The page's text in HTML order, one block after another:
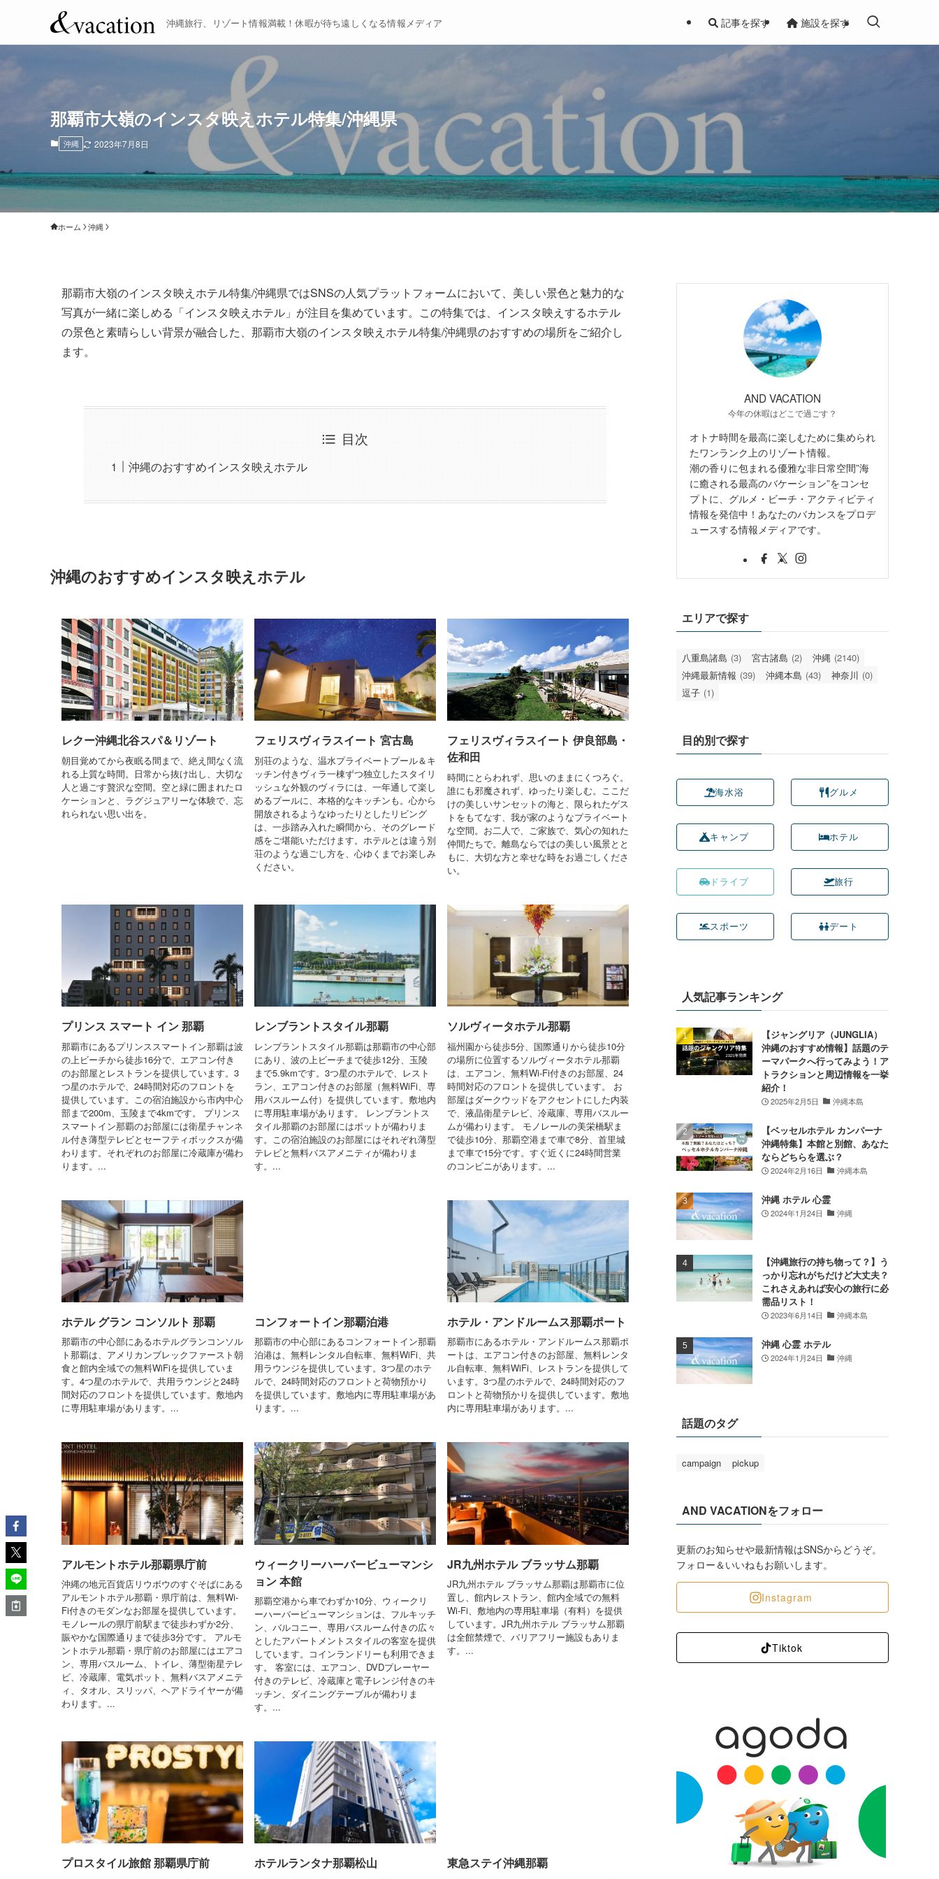
沖縄旅行、リゾート情報満載！休暇が待ち遠しくなる情報メディア 記事を探す 施設を探す
那覇市大嶺のインスタ映えホテル特集/沖縄県
沖縄 2023年7月8日
ホーム 沖縄
那覇市大嶺のインスタ映えホテル特集/沖縄県ではSNSの人気プラットフォームにおいて、美しい景色と魅力的な
写真が一緒に楽しめる「インスタ映えホテル」が注目を集めています。この特集では、インスタ映えするホテル
の景色と素晴らしい背景が融合した、那覇市大嶺のインスタ映えホテル特集/沖縄県のおすすめの場所をご紹介し
ます。
目次
沖縄のおすすめインスタ映えホテル
沖縄のおすすめインスタ映えホテル
レクー沖縄北谷スパ＆リゾート
朝目覚めてから夜眠る間まで、絶え間なく流
れる上質な時間。日常から抜け出し、大切な
人と過ごす贅沢な空間。空と緑に囲まれたロ
ケーションと、ラグジュアリーな体験で、忘
れられない思い出を。
フェリスヴィラスイート 宮古島
別荘のような、温水プライベートプール＆キ
ッチン付きヴィラ一棟ずつ独立したスタイリ
ッシュな外観のヴィラには、一年通して楽し
めるプールに、本格的なキッチンも。心から
開放されるようなゆったりとしたリビング
は、一歩踏み入れた瞬間から、そのグレード
感をご堪能いただけます。ホテルとは違う別
荘のような過ごし方を、心ゆくまでお楽しみ
ください。
フェリスヴィラスイート 伊良部島・
佐和田
時間にとらわれず、思いのままにくつろぐ。
誰にも邪魔されず、ゆったり楽しむ。ここだ
けの美しいサンセットの海と、限られたゲス
トをもてなす、我が家のようなプライベート
な空間。お二人で、ご家族で、気心の知れた
仲間たちで。離島ならではの美しい風景とと
もに、大切な方と幸せな時をお過ごしくださ
い。
プリンス スマート イン 那覇
那覇市にあるプリンススマートイン那覇は波
の上ビーチから徒歩16分で、エアコン付き
のお部屋とレストランを提供しています。3
つ星のホテルで、24時間対応のフロントを
提供しています。この宿泊施設から市内中心
部まで200m、玉陵まで4kmです。 プリンス
スマートイン那覇のお部屋には衛星チャンネ
ル付き薄型テレビとセーフティボックスが備
わります。それぞれのお部屋に冷蔵庫が備わ
ります。...
レンブラントスタイル那覇
レンブラントスタイル那覇は那覇市の中心部
にあり、波の上ビーチまで徒歩12分、玉陵
まで5.9kmです。3つ星のホテルで、レスト
ラン、エアコン付きのお部屋（無料WiFi、専
用バスルーム付）を提供しています。敷地内
に専用駐車場があります。 レンブラントス
タイル那覇のお部屋にはポットが備わりま
す。この宿泊施設のお部屋にはそれぞれ薄型
テレビと無料バスアメニティが備わりま
す。...
ソルヴィータホテル那覇
福州園から徒歩5分、国際通りから徒歩10分
の場所に位置するソルヴィータホテル那覇
は、エアコン、無料Wi-Fi付きのお部屋、24
時間対応のフロントを提供しています。 お
部屋はダークウッドをアクセントにした内装
で、液晶衛星テレビ、冷蔵庫、専用バスルー
ムが備わります。 モノレールの美栄橋駅ま
で徒歩10分、那覇空港まで車で8分、首里城
まで車で15分です。すぐ近くに24時間営業
のコンビニがあります。...
ホテル グラン コンソルト 那覇
那覇市の中心部にあるホテルグランコンソル
ト那覇は、アメリカンブレックファースト朝
食と館内全域での無料WiFiを提供していま
す。4つ星のホテルで、共用ラウンジと24時
間対応のフロントを提供しています。敷地内
に専用駐車場があります。...
コンフォートイン那覇泊港
那覇市の中心部にあるコンフォートイン那覇
泊港は、無料レンタル自転車、無料WiFi、共
用ラウンジを提供しています。3つ星のホテ
ルで、24時間対応のフロントと荷物預かり
を提供しています。敷地内に専用駐車場があ
ります。...
ホテル・アンドルームス那覇ポート
那覇市にあるホテル・アンドルームス那覇ポ
ートは、エアコン付きのお部屋、無料レンタ
ル自転車、無料WiFi、レストランを提供して
います。3つ星のホテルで、24時間対応のフ
ロントと荷物預かりを提供しています。敷地
内に専用駐車場があります。...
アルモントホテル那覇県庁前
沖縄の地元百貨店リウボウのすぐそばにある
アルモントホテル那覇・県庁前は、無料Wi-
Fi付きのモダンなお部屋を提供しています。
モノレールの県庁前駅まで徒歩わずか2分、
賑やかな国際通りまで徒歩3分です。 アルモ
ントホテル那覇・県庁前のお部屋にはエアコ
ン、専用バスルーム、トイレ、薄型衛星テレ
ビ、冷蔵庫、電気ポット、無料バスアメニテ
ィ、タオル、スリッパ、ヘアドライヤーが備
わります。...
ウィークリーハーバービューマンシ
ョン 本館
那覇空港から車でわずか10分、ウィークリ
ーハーバービューマンションは、フルキッチ
ン、バルコニー、専用バスルーム付きの広々
としたアパートメントスタイルの客室を提供
しています。コインランドリーも利用できま
す。 客室には、エアコン、DVDプレーヤー
付きのテレビ、冷蔵庫と電子レンジ付きのキ
ッチン、ダイニングテーブルが備わりま
す。...
JR九州ホテル ブラッサム那覇
JR九州ホテル ブラッサム那覇は那覇市に位
置し、館内レストラン、館内全域での無料
Wi-Fi、敷地内の専用駐車場（有料）を提供
しています。JR九州ホテル ブラッサム那覇
は全館禁煙で、バリアフリー施設もありま
す。...
プロスタイル旅館 那覇県庁前 ホテルランタナ那覇松山 東急ステイ沖縄那覇
AND VACATION
今年の休暇はどこで過ごす？
オトナ時間を最高に楽しむために集められ
たワンランク上のリゾート情報。
潮の香りに包まれる優雅な非日常空間”海
に癒される最高のバケーション”をコンセ
プトに、グルメ・ビーチ・アクティビティ
情報を発信中！あなたのバカンスをプロデ
ュースする情報メディアです。
エリアで探す
八重島諸島 (3) 宮古諸島 (2) 沖縄 (2140)
沖縄最新情報 (39) 沖縄本島 (43) 神奈川 (0)
逗子 (1)
目的別で探す
海水浴
キャンプ
ドライブ
スポーツ
グルメ
ホテル
旅行
デート
人気記事ランキング
【ジャングリア（JUNGLIA）
沖縄のおすすめ情報】話題のテ
ーマパークへ行ってみよう！ア
トラクションと周辺情報を一挙
紹介！
2025年2月5日 沖縄本島
【ベッセルホテル カンパーナ
沖縄特集】本館と別館、あなた
ならどちらを選ぶ？
2024年2月16日 沖縄本島
沖縄 ホテル 心霊
2024年1月24日 沖縄
【沖縄旅行の持ち物って？】う
っかり忘れがちだけど大丈夫？
これさえあれば安心の旅行に必
需品リスト！
2023年6月14日 沖縄本島
沖縄 心霊 ホテル
2024年1月24日 沖縄
話題のタグ
campaign pickup
AND VACATIONをフォロー
更新のお知らせや最新情報はSNSからどうぞ。
フォロー＆いいねもお願いします。
Instagram
Tiktok